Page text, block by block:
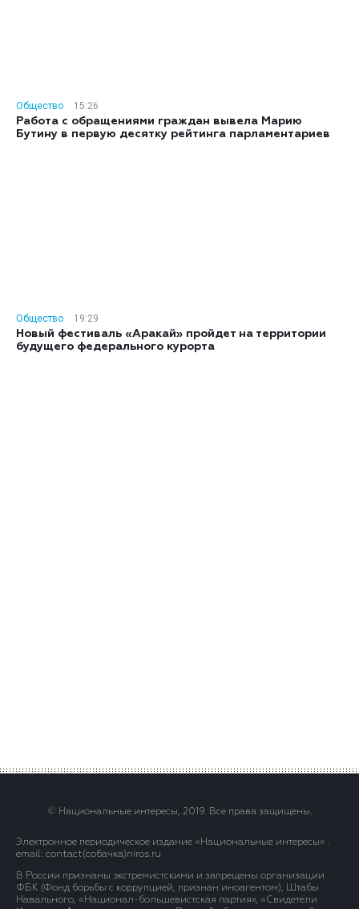
Общество
15:26
Работа с обращениями граждан вывела Марию
Бутину в первую десятку рейтинга парламентариев
Общество
19:29
Новый фестиваль «Аракай» пройдет на территории
будущего федерального курорта
© Национальные интересы, 2019. Все права защищены.
Электронное периодическое издание «Национальные интересы» .
email: contact(сoбaчка)niros.ru
В России признаны экстремистскими и запрещены организации
ФБК (Фонд борьбы с коррупцией, признан иноагентом), Штабы
Навального, «Национал-большевистская партия», «Свидетели